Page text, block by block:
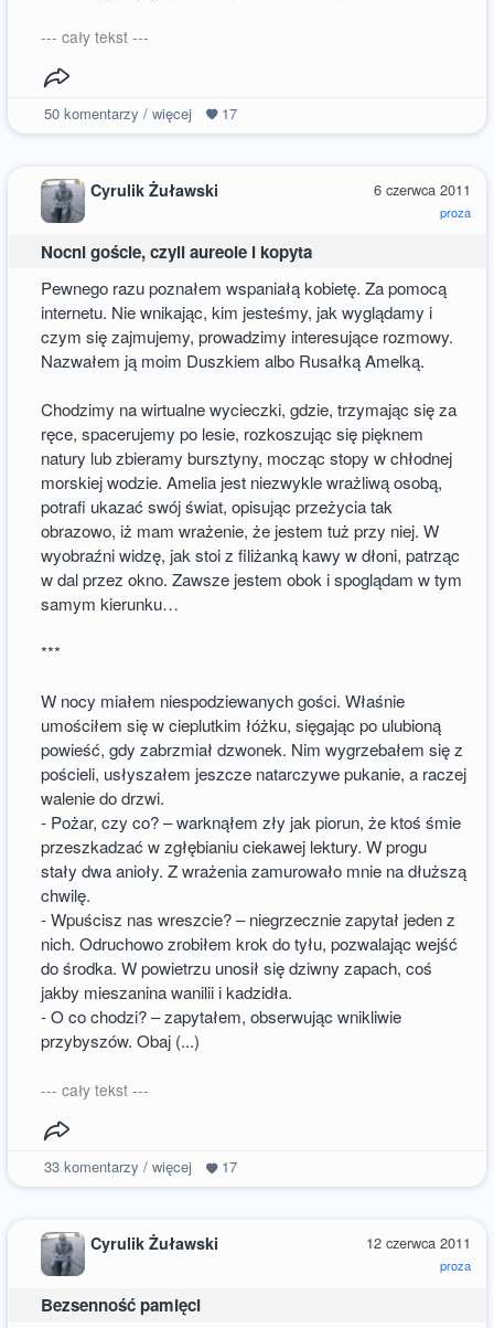
--- cały tekst ---
50komentarzy / więcej 17
6 czerwca 2011
proza
Cyrulik Żuławski
Nocni goście, czyli aureole i kopyta
Pewnego razu poznałem wspaniałą kobietę. Za pomocą
internetu. Nie wnikając, kim jesteśmy, jak wyglądamy i
czym się zajmujemy, prowadzimy interesujące rozmowy.
Nazwałem ją moim Duszkiem albo Rusałką Amelką.
Chodzimy na wirtualne wycieczki, gdzie, trzymając się za
ręce, spacerujemy po lesie, rozkoszując się pięknem
natury lub zbieramy bursztyny, mocząc stopy w chłodnej
morskiej wodzie. Amelia jest niezwykle wrażliwą osobą,
potrafi ukazać swój świat, opisując przeżycia tak
obrazowo, iż mam wrażenie, że jestem tuż przy niej. W
wyobraźni widzę, jak stoi z filiżanką kawy w dłoni, patrząc
w dal przez okno. Zawsze jestem obok i spoglądam w tym
samym kierunku…
***
W nocy miałem niespodziewanych gości. Właśnie
umościłem się w cieplutkim łóżku, sięgając po ulubioną
powieść, gdy zabrzmiał dzwonek. Nim wygrzebałem się z
pościeli, usłyszałem jeszcze natarczywe pukanie, a raczej
walenie do drzwi.
- Pożar, czy co? – warknąłem zły jak piorun, że ktoś śmie
przeszkadzać w zgłębianiu ciekawej lektury. W progu
stały dwa anioły. Z wrażenia zamurowało mnie na dłuższą
chwilę.
- Wpuścisz nas wreszcie? – niegrzecznie zapytał jeden z
nich. Odruchowo zrobiłem krok do tyłu, pozwalając wejść
do środka. W powietrzu unosił się dziwny zapach, coś
jakby mieszanina wanilii i kadzidła.
- O co chodzi? – zapytałem, obserwując wnikliwie
przybyszów. Obaj (...)
--- cały tekst ---
33komentarzy / więcej 17
12 czerwca 2011
proza
Cyrulik Żuławski
Bezsenność pamięci